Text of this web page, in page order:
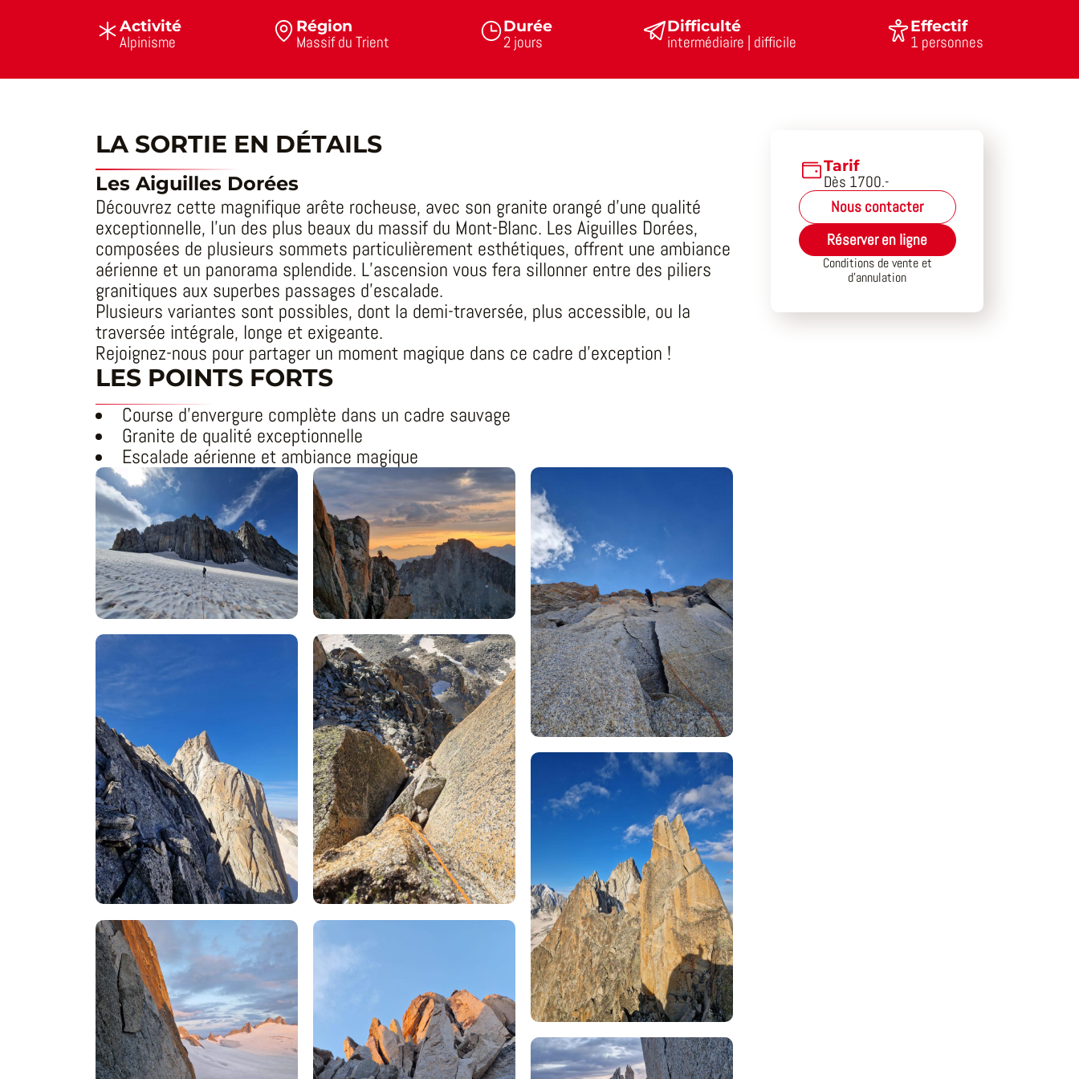
Activité
Alpinisme
Région
Massif du Trient
Durée
2 jours
Difficulté
intermédiaire | difficile
Effectif
1 personnes
LA SORTIE EN DÉTAILS
Les Aiguilles Dorées
Découvrez cette magnifique arête rocheuse, avec son granite orangé d’une qualité
exceptionnelle, l’un des plus beaux du massif du Mont-Blanc. Les Aiguilles Dorées,
composées de plusieurs sommets particulièrement esthétiques, offrent une ambiance
aérienne et un panorama splendide. L’ascension vous fera sillonner entre des piliers
granitiques aux superbes passages d’escalade.
Plusieurs variantes sont possibles, dont la demi-traversée, plus accessible, ou la
traversée intégrale, longe et exigeante.
Rejoignez-nous pour partager un moment magique dans ce cadre d’exception !
LES POINTS FORTS
Course d’envergure complète dans un cadre sauvage
Granite de qualité exceptionnelle
Escalade aérienne et ambiance magique
Tarif
Dès 1700.-
Nous contacter
Réserver en ligne
Conditions de vente et
d’annulation